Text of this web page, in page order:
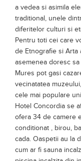
Constructia palatului
Luidor, iar in timpul
valoros detaliu al
sase axe de goluri
incaperi, sali,
Vizitand Muzeul de
traditional, unele
Pentru toti cei care